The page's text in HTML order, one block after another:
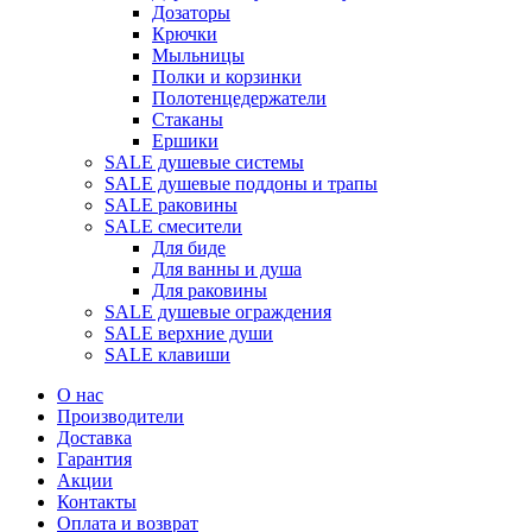
Дозаторы
Крючки
Мыльницы
Полки и корзинки
Полотенцедержатели
Стаканы
Ершики
SALE душевые системы
SALE душевые поддоны и трапы
SALE раковины
SALE смесители
Для биде
Для ванны и душа
Для раковины
SALE душевые ограждения
SALE верхние души
SALE клавиши
О нас
Производители
Доставка
Гарантия
Акции
Контакты
Оплата и возврат